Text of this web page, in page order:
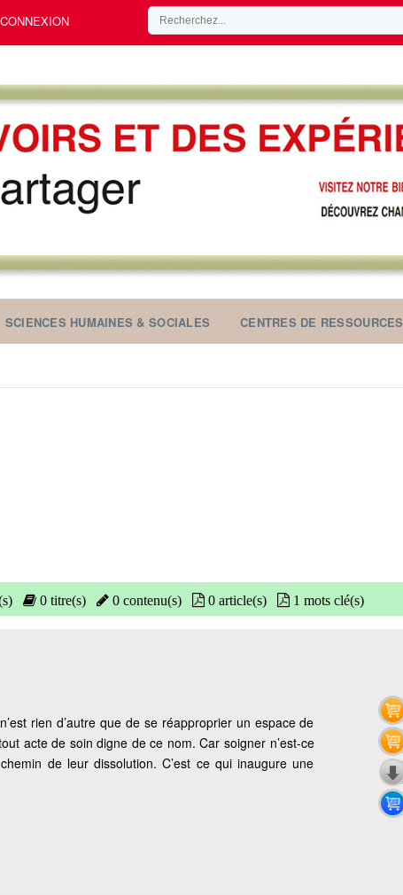
SCIENCES HUMAINES & SOCIALES CENTRES DE RESSOURCES
0 titre(s) 0 contenu(s) 0 article(s) 1 mots clé(s)
rien d’autre que de se réapproprier un espace de
acte de soin digne de ce nom. Car soigner n’est-ce
de leur dissolution. C’est ce qui inaugure une